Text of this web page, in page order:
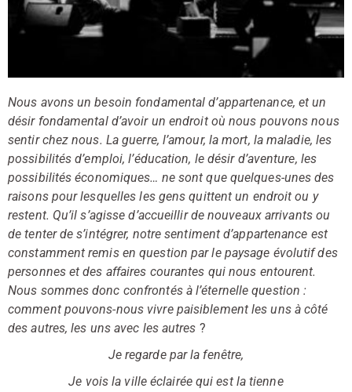
Nous avons un besoin fondamental d’appartenance, et un
désir fondamental d’avoir un endroit où nous pouvons nous
sentir chez nous. La guerre, l’amour, la mort, la maladie, les
possibilités d’emploi, l’éducation, le désir d’aventure, les
possibilités économiques… ne sont que quelques-unes des
raisons pour lesquelles les gens quittent un endroit ou y
restent. Qu’il s’agisse d’accueillir de nouveaux arrivants ou
de tenter de s’intégrer, notre sentiment d’appartenance est
constamment remis en question par le paysage évolutif des
personnes et des affaires courantes qui nous entourent.
Nous sommes donc confrontés à l’éternelle question :
comment pouvons-nous vivre paisiblement les uns à côté
des autres, les uns avec les autres ?
Je regarde par la fenêtre,
Je vois la ville éclairée qui est la tienne